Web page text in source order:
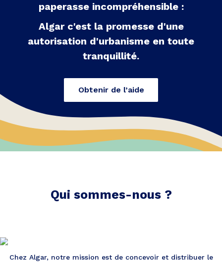
paperasse incompréhensible :
Algar c'est la promesse d'une
autorisation d'urbanisme en toute
tranquillité.
Obtenir de l’aide
Qui sommes-nous ?
Chez Algar, notre mission est de concevoir et distribuer le